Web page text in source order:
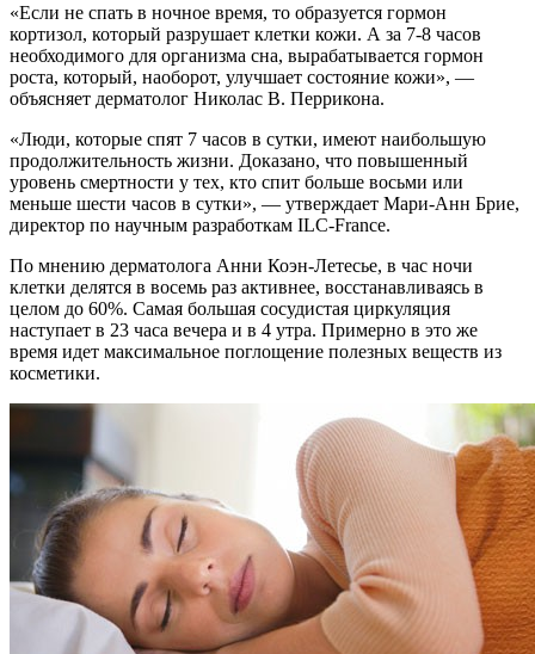
«Если не спать в ночное время, то образуется гормон
кортизол, который разрушает клетки кожи. А за 7-8 часов
необходимого для организма сна, вырабатывается гормон
роста, который, наоборот, улучшает состояние кожи», —
объясняет дерматолог Николас В. Перрикона.
«Люди, которые спят 7 часов в сутки, имеют наибольшую
продолжительность жизни. Доказано, что повышенный
уровень смертности у тех, кто спит больше восьми или
меньше шести часов в сутки», — утверждает Мари-Анн Брие,
директор по научным разработкам ILC-France.
По мнению дерматолога Анни Коэн-Летесье, в час ночи
клетки делятся в восемь раз активнее, восстанавливаясь в
целом до 60%. Самая большая сосудистая циркуляция
наступает в 23 часа вечера и в 4 утра. Примерно в это же
время идет максимальное поглощение полезных веществ из
косметики.